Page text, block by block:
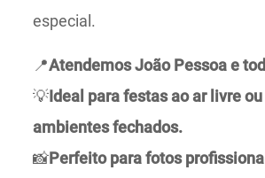
especial.
📍Atendemos João Pessoa e
💡Ideal para festas ao ar livre
ambientes fechados.
📸Perfeito para fotos